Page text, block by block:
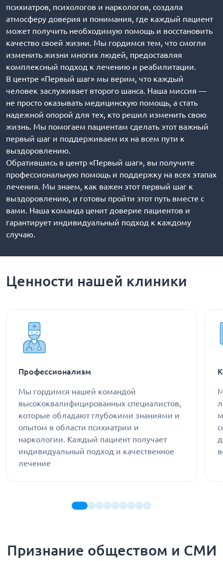
психиатров, психологов и наркологов, создала
атмосферу доверия и понимания, где каждый пациент
может получить необходимую помощь и восстановить
качество своей жизни. Мы гордимся тем, что смогли
изменить жизни многих людей, предоставляя
комплексный подход к лечению и реабилитации.
В центре «Первый шаг» мы верим, что каждый
человек заслуживает второго шанса. Наша миссия —
не просто оказывать медицинскую помощь, а стать
надежной опорой для тех, кто решил изменить свою
жизнь. Мы помогаем пациентам сделать этот важный
первый шаг и поддерживаем их на всем пути к
выздоровлению.
Обратившись в центр «Первый шаг», вы получите
профессиональную помощь и поддержку на всех этапах
лечения. Мы знаем, как важен этот первый шаг к
выздоровлению, и готовы пройти этот путь вместе с
вами. Наша команда ценит доверие пациентов и
гарантирует индивидуальный подход к каждому
случаю.
Ценности нашей клиники
Профессионализм
Мы гордимся нашей командой
высококвалифицированных специалистов,
которые обладают глубокими знаниями и
опытом в области психиатрии и
наркологии. Каждый пациент получает
индивидуальный подход и качественное
лечение
Признание обществом и СМИ